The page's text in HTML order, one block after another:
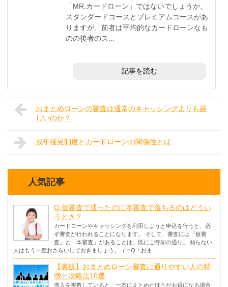
「MR.カードローン」ではないでしょうか。
スタンダードコースとプレミアムコースがあ
りますが、前者は平均的なカードローンなも
のの後者のス...
記事を読む
おまとめローンの審査は通常のキャッシングよりも厳
しいのか？
成年後見制度とカードローンの関係性とは
人気記事
Q.仮審査で通ったのに本審査で落ちるのはどうい
うとき？
カードローンやキャッシングを利用しようと申込を行うと、必
ず審査が行われることになります。 そして、審査には「仮審
査」と「本審査」があることは、既にご存知の通り。 知らない
人はもう一度おさらいしておきましょう。（⇒Q「おま...
【裏技】おまとめローン審査に通りやすい人の特
徴と攻略法10選
借入を複数していると、一本にまとめたほうがお得になる場合